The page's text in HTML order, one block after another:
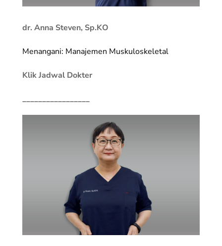
dr. Anna Steven, Sp.KO
Menangani: Manajemen Muskuloskeletal
Klik Jadwal Dokter
_________________